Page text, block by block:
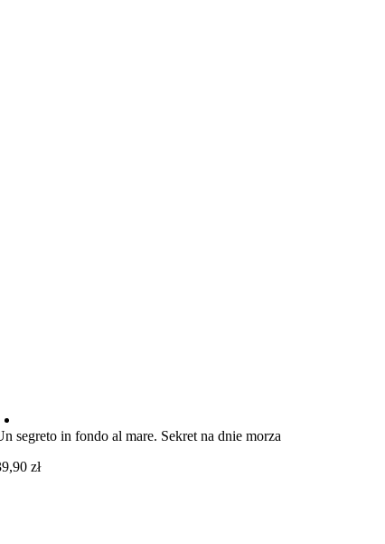
segreto in fondo al mare. Sekret na dnie morza
zł